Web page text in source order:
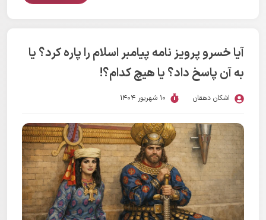
آیا خسرو پرویز نامه پیامبر اسلام را پاره کرد؟ یا
به آن پاسخ داد؟ یا هیچ کدام؟!
اشکان دهقان 10 شهریور 1404